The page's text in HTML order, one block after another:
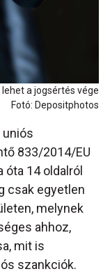
lehet a jogsértés vége
Fotó: Depositphotos
833/2014/EU
óta 14 oldalról
csak egyetlen
melynek
ahhoz,
mit is
szankciók.